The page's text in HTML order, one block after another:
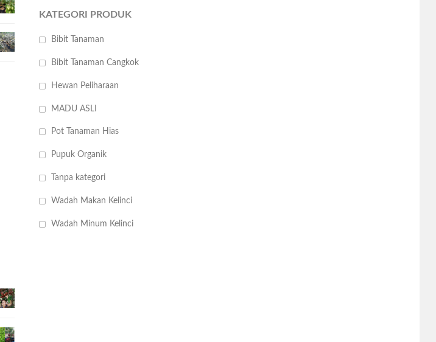
KATEGORI PRODUK
Bibit Tanaman
Bibit Tanaman Cangkok
Hewan Peliharaan
MADU ASLI
Pot Tanaman Hias
Pupuk Organik
Tanpa kategori
Wadah Makan Kelinci
Wadah Minum Kelinci